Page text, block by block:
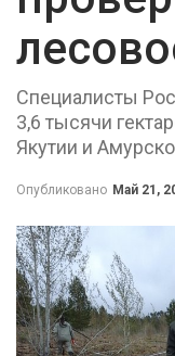
Специалисты
3,6 тысячи
Якутии и
Опубликовано Май 21,